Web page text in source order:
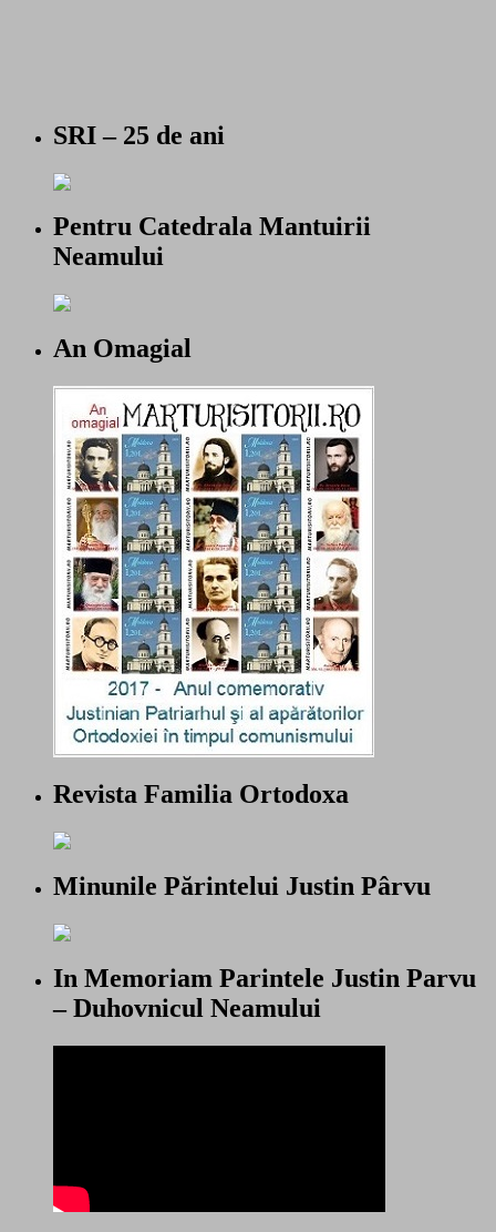
SRI – 25 de ani
Pentru Catedrala Mantuirii
Neamului
An Omagial
Revista Familia Ortodoxa
Minunile Părintelui Justin Pârvu
In Memoriam Parintele Justin Parvu
– Duhovnicul Neamului